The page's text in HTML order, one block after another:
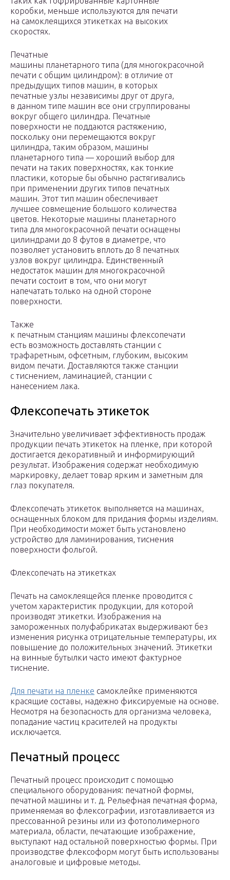
коробки, меньше используются для печати
на самоклеящихся этикетках на высоких
скоростях.
Печатные
машины планетарного типа (для многокрасочной
печати с общим цилиндром): в отличие от
предыдущих типов машин, в которых
печатные узлы независимы друг от друга,
в данном типе машин все они сгруппированы
вокруг общего цилиндра. Печатные
поверхности не поддаются растяжению,
поскольку они перемещаются вокруг
цилиндра, таким образом, машины
планетарного типа — хороший выбор для
печати на таких поверхностях, как тонкие
пластики, которые бы обычно растягивались
при применении других типов печатных
машин. Этот тип машин обеспечивает
лучшее совмещение большого количества
цветов. Некоторые машины планетарного
типа для многокрасочной печати оснащены
цилиндрами до 8 футов в диаметре, что
позволяет установить вплоть до 8 печатных
узлов вокруг цилиндра. Единственный
недостаток машин для многокрасочной
печати состоит в том, что они могут
напечатать только на одной стороне
поверхности.
Также
к печатным станциям машины флексопечати
есть возможность доставлять станции с
трафаретным, офсетным, глубоким, высоким
видом печати. Доставляются также станции
с тиснением, ламинацией, станции с
нанесением лака.
Флексопечать этикеток
Значительно увеличивает эффективность продаж
продукции печать этикеток на пленке, при которой
достигается декоративный и информирующий
результат. Изображения содержат необходимую
маркировку, делает товар ярким и заметным для
глаз покупателя.
Флексопечать этикеток выполняется на машинах,
оснащенных блоком для придания формы изделиям.
При необходимости может быть установлено
устройство для ламинирования, тиснения
поверхности фольгой.
Флексопечать на этикетках
Печать на самоклеящейся пленке проводится с
учетом характеристик продукции, для которой
производят этикетки. Изображения на
замороженных полуфабрикатах выдерживают без
изменения рисунка отрицательные температуры, их
повышение до положительных значений. Этикетки
на винные бутылки часто имеют фактурное
тиснение.
Для печати на пленке самоклейке применяются
красящие составы, надежно фиксируемые на основе.
Несмотря на безопасность для организма человека,
попадание частиц красителей на продукты
исключается.
Печатный процесс
Печатный процесс происходит с помощью
специального оборудования: печатной формы,
печатной машины и т. д. Рельефная печатная форма,
применяемая во флексографии, изготавливается из
прессованной резины или из фотополимерного
материала, области, печатающие изображение,
выступают над остальной поверхностью формы. При
производстве флексоформ могут быть использованы
аналоговые и цифровые методы.